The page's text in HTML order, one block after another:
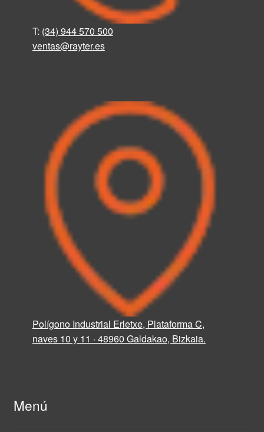
T: (34) 944 570 500
ventas@rayter.es
Polígono Industrial Erletxe, Plataforma C,
naves 10 y 11 · 48960 Galdakao, Bizkaia.
Menú